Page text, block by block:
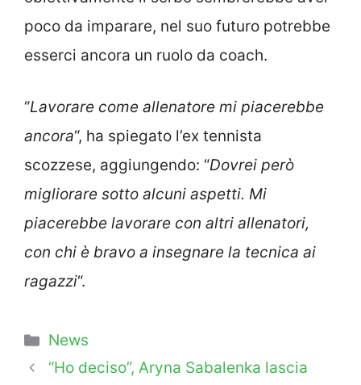
poco da imparare, nel suo futuro potrebbe
esserci ancora un ruolo da coach.
“Lavorare come allenatore mi piacerebbe
ancora“, ha spiegato l’ex tennista
scozzese, aggiungendo: “Dovrei però
migliorare sotto alcuni aspetti. Mi
piacerebbe lavorare con altri allenatori,
con chi è bravo a insegnare la tecnica ai
ragazzi“.
Categorie
News
“Ho deciso”, Aryna Sabalenka lascia